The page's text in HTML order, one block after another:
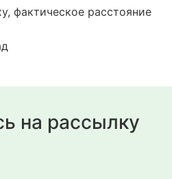
фактическое расстояние
на рассылку